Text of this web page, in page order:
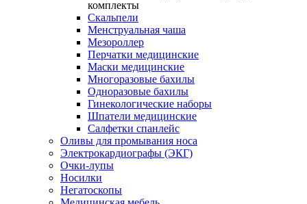
комплекты
Скальпели
Менструальная чаша
Мезороллер
Перчатки медицинские
Маски медицинские
Многоразовые бахилы
Одноразовые бахилы
Гинекологические наборы
Шпатели медицинские
Салфетки спанлейс
Оливы для промывания носа
Электрокардиографы (ЭКГ)
Очки-лупы
Носилки
Негатоскопы